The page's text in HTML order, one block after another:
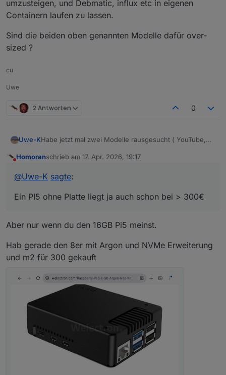
umzusteigen, und Debmatic, influx etc in eigenen
Containern laufen zu lassen.
Sind die beiden oben genannten Modelle dafür over-
sized ?
cu
Uwe
2 Antworten 0
Uwe-KHabe jetzt mal zwei Modelle rausgesucht ( YouTube,
lenovo thinkcentre i3 32gb : 349€
Ein PI5 ohne Platte liegt ja auch schon bei > 300€
Mein Plan war inzwischen auf Mini pc und Proxmox
sized ?
Homoranschrieb am 17. Apr. 2026, 19:17
zuletzt editiert von
@Uwe-K sagte:
Ein PI5 ohne Platte liegt ja auch schon bei > 300€
Aber nur wenn du den 16GB Pi5 meinst.
Hab gerade den 8er mit Argon und NVMe Erweiterung
und m2 für 300 gekauft